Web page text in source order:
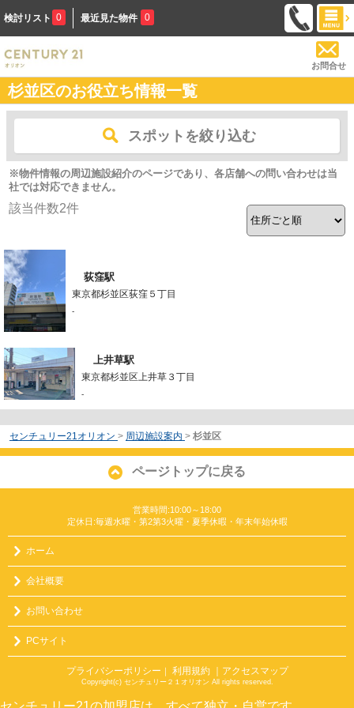
検討リスト 0 最近見た物件 0
お問合せ
杉並区のお役立ち情報一覧
スポットを絞り込む
※物件情報の周辺施設紹介のページであり、各店舗への問い合わせは当
社では対応できません。
該当件数2件
荻窪駅
東京都杉並区荻窪５丁目
-
上井草駅
東京都杉並区上井草３丁目
-
センチュリー21オリオン > 周辺施設案内 > 杉並区
ページトップに戻る
営業時間:10:00～18:00
定休日:毎週水曜・第2第3火曜・夏季休暇・年末年始休暇
ホーム
会社概要
お問い合わせ
PCサイト
プライバシーポリシー ｜ 利用規約 ｜アクセスマップ
Copyright(c) センチュリー２１オリオン All rights reserved.